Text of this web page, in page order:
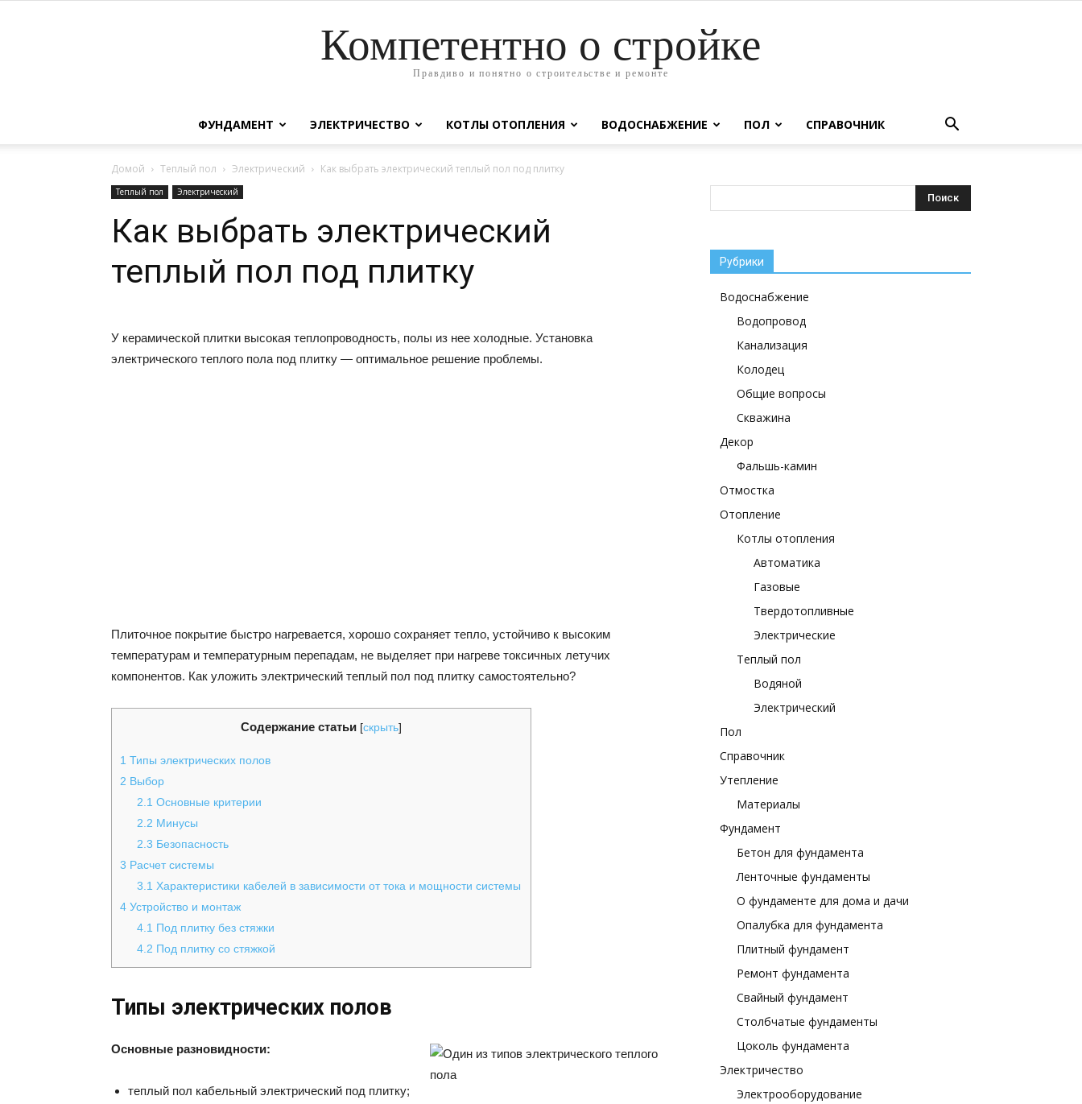
Компетентно о стройке
Правдиво и понятно о строительстве и ремонте
ФУНДАМЕНТ ЭЛЕКТРИЧЕСТВО КОТЛЫ ОТОПЛЕНИЯ ВОДОСНАБЖЕНИЕ ПОЛ СПРАВОЧНИК
Домой Теплый пол Электрический Как выбрать электрический теплый пол под плитку
Теплый пол Электрический
Как выбрать электрический
теплый пол под плитку
У керамической плитки высокая теплопроводность, полы из нее холодные. Установка
электрического теплого пола под плитку — оптимальное решение проблемы.
Плиточное покрытие быстро нагревается, хорошо сохраняет тепло, устойчиво к высоким
температурам и температурным перепадам, не выделяет при нагреве токсичных летучих
компонентов. Как уложить электрический теплый пол под плитку самостоятельно?
Содержание статьи [скрыть]
1 Типы электрических полов
2 Выбор
2.1 Основные критерии
2.2 Минусы
2.3 Безопасность
3 Расчет системы
3.1 Характеристики кабелей в зависимости от тока и мощности системы
4 Устройство и монтаж
4.1 Под плитку без стяжки
4.2 Под плитку со стяжкой
Типы электрических полов
Основные разновидности:
теплый пол кабельный электрический под плитку;
Рубрики
Водоснабжение
Водопровод
Канализация
Колодец
Общие вопросы
Скважина
Декор
Фальшь-камин
Отмостка
Отопление
Котлы отопления
Автоматика
Газовые
Твердотопливные
Электрические
Теплый пол
Водяной
Электрический
Пол
Справочник
Утепление
Материалы
Фундамент
Бетон для фундамента
Ленточные фундаменты
О фундаменте для дома и дачи
Опалубка для фундамента
Плитный фундамент
Ремонт фундамента
Свайный фундамент
Столбчатые фундаменты
Цоколь фундамента
Электричество
Электрооборудование